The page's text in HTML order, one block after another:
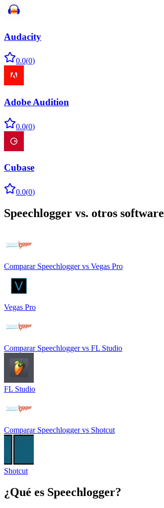
Audacity
0.0(0)
Adobe Audition
0.0(0)
Cubase
0.0(0)
Speechlogger vs. otros software
Comparar Speechloggervs Vegas Pro
Vegas Pro
Comparar Speechloggervs FL Studio
FL Studio
Comparar Speechloggervs Shotcut
Shotcut
¿Qué es Speechlogger?